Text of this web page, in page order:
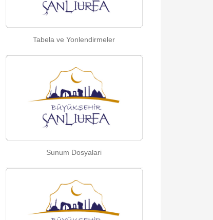
Tabela ve Yonlendirmeler
Sunum Dosyalari